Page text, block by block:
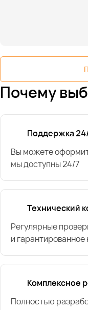
Почему
Поддержка
Вы можете
мы доступны 24/7
Технический
Регулярные
и гарантированное
Комплексное
Полностью